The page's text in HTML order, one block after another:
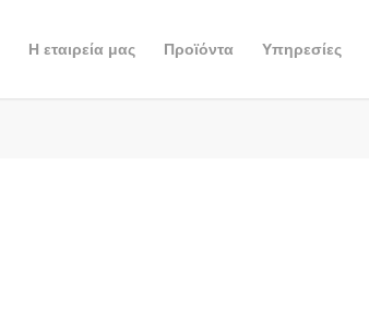
Η εταιρεία μας Προϊόντα Υπηρεσίες